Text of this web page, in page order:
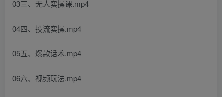
03三、无人实操课.mp4
04四、投流实操.mp4
05五、爆款话术.mp4
06六、视频玩法.mp4